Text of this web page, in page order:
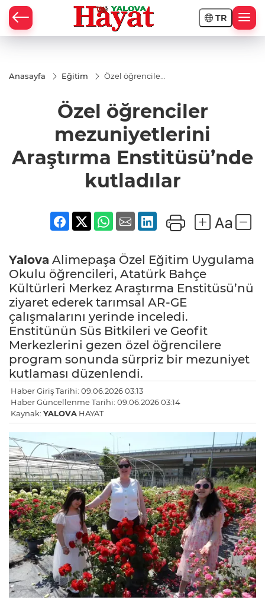
TR
Anasayfa Eğitim
Özel öğrenciler
Enstitüsü’nde
kutladılar
Özel öğrenciler
mezuniyetlerini
Araştırma Enstitüsü’nde
kutladılar
Yalova Alimepaşa Özel Eğitim Uygulama
Okulu öğrencileri, Atatürk Bahçe
Kültürleri Merkez Araştırma Enstitüsü’nü
ziyaret ederek tarımsal AR-GE
çalışmalarını yerinde inceledi.
Enstitünün Süs Bitkileri ve Geofit
Merkezlerini gezen özel öğrencilere
program sonunda sürpriz bir mezuniyet
kutlaması düzenlendi.
Haber Giriş Tarihi: 09.06.2026 03:13
Haber Güncellenme Tarihi: 09.06.2026 03:14
Kaynak: YALOVA HAYAT